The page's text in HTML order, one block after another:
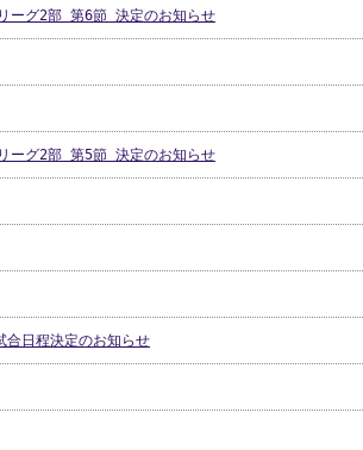
ーグ2部 第6節 決定のお知らせ
ーグ2部 第5節 決定のお知らせ
日程決定のお知らせ